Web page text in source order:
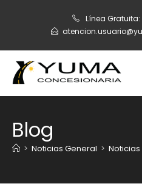
Línea Gratuita:
Blog
> Noticias General > Noticias